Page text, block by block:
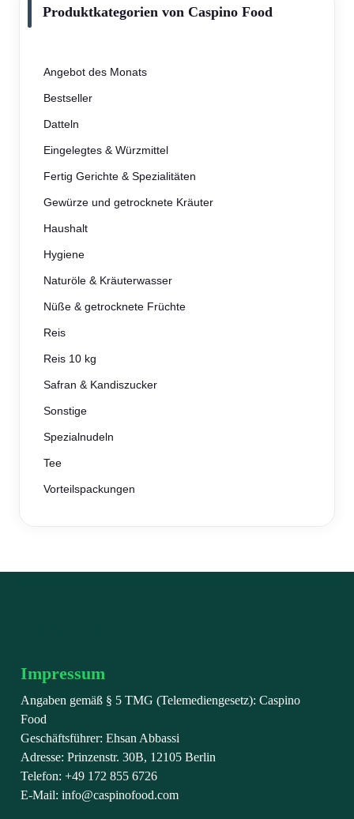
Produktkategorien von Caspino Food
Angebot des Monats
Bestseller
Datteln
Eingelegtes & Würzmittel
Fertig Gerichte & Spezialitäten
Gewürze und getrocknete Kräuter
Haushalt
Hygiene
Naturöle & Kräuterwasser
Nüße & getrocknete Früchte
Reis
Reis 10 kg
Safran & Kandiszucker
Sonstige
Spezialnudeln
Tee
Vorteilspackungen
Impressum
Angaben gemäß § 5 TMG (Telemediengesetz): Caspino
Food
Geschäftsführer: Ehsan Abbassi
Adresse: Prinzenstr. 30B, 12105 Berlin
Telefon: +49 172 855 6726
E-Mail: info@caspinofood.com